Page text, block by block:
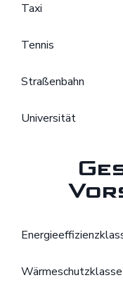
Taxi
Tennis
Straßenbahn
Universität
Wärmeschutzklasse